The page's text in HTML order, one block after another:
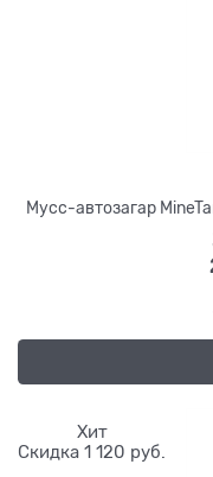
Мусс-автозагар
Хит
Скидка 1 120 руб.